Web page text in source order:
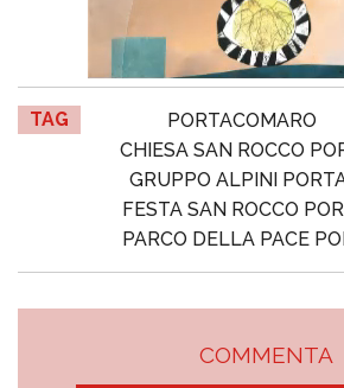
TAG
PORTACOMARO
CHIESA SAN ROCCO
GRUPPO ALPINI
FESTA SAN ROCCO
PARCO DELLA PACE
COMMENTA